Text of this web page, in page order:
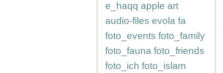
e_haqq apple art
audio-files evola fa
foto_events foto_family
foto_fauna foto_friends
foto_ich foto_islam